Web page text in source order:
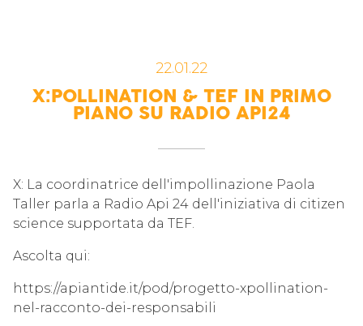
X:POLLINATION & TEF IN PRIMO
PIANO SU RADIO API24
22.01.22
X: La coordinatrice dell'impollinazione Paola
Taller parla a Radio Api 24 dell'iniziativa di citizen
science supportata da TEF.
Ascolta qui:
https://apiantide.it/pod/progetto-xpollination-
nel-racconto-dei-responsabili